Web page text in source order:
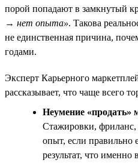
порой попадают в замкнутый
→ нет опыта». Такова
не единственная причина,
годами.
Эксперт Карьерного
рассказывает, что чаще всего
Неумение «продать»
Стажировки,
опыт, если правильно
результат, что